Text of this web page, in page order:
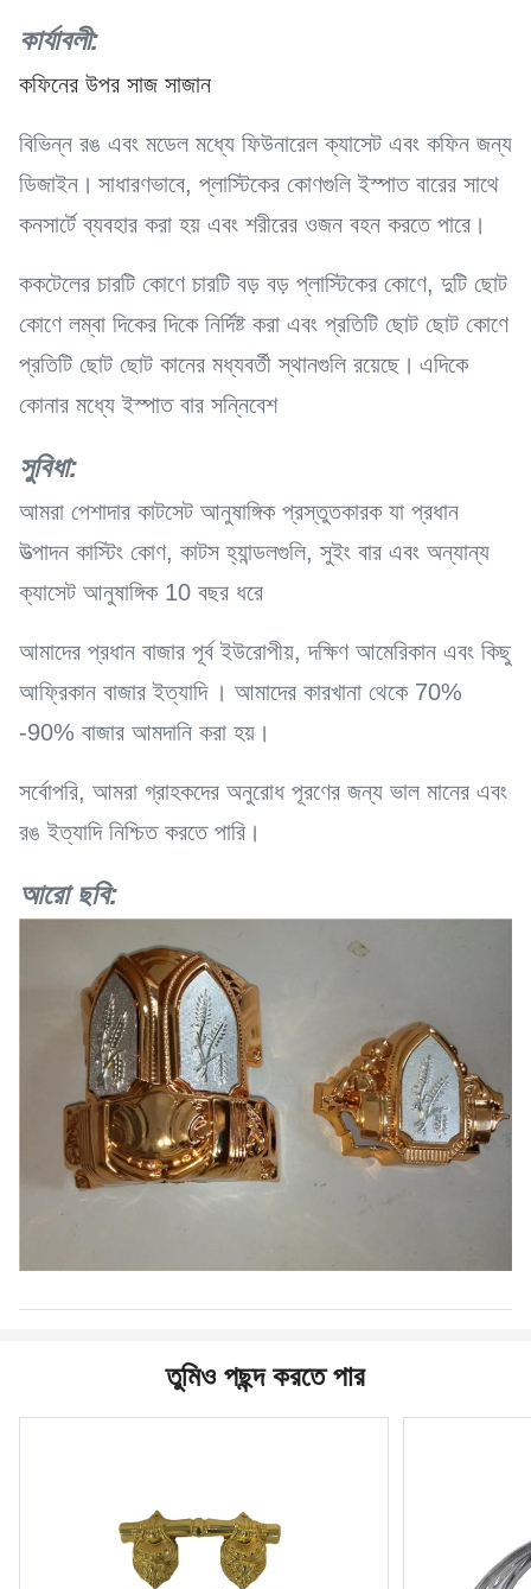
কার্যাবলী:
কফিনের উপর সাজ সাজান
বিভিন্ন রঙ এবং মডেল মধ্যে ফিউনারেল ক্যাসেট এবং কফিন জন্য
ডিজাইন। সাধারণভাবে, প্লাস্টিকের কোণগুলি ইস্পাত বারের সাথে
কনসার্টে ব্যবহার করা হয় এবং শরীরের ওজন বহন করতে পারে।
ককটেলের চারটি কোণে চারটি বড় বড় প্লাস্টিকের কোণে, দুটি ছোট
কোণে লম্বা দিকের দিকে নির্দিষ্ট করা এবং প্রতিটি ছোট ছোট কোণে
প্রতিটি ছোট ছোট কানের মধ্যবর্তী স্থানগুলি রয়েছে। এদিকে
কোনার মধ্যে ইস্পাত বার সন্নিবেশ
সুবিধা:
আমরা পেশাদার কাটসেট আনুষাঙ্গিক প্রস্তুতকারক যা প্রধান
উত্পাদন কাস্টিং কোণ, কাটস হ্যান্ডলগুলি, সুইং বার এবং অন্যান্য
ক্যাসেট আনুষাঙ্গিক 10 বছর ধরে
আমাদের প্রধান বাজার পূর্ব ইউরোপীয়, দক্ষিণ আমেরিকান এবং কিছু
আফ্রিকান বাজার ইত্যাদি । আমাদের কারখানা থেকে 70%
-90% বাজার আমদানি করা হয়।
সর্বোপরি, আমরা গ্রাহকদের অনুরোধ পূরণের জন্য ভাল মানের এবং
রঙ ইত্যাদি নিশ্চিত করতে পারি।
আরো ছবি:
তুমিও পছন্দ করতে পার